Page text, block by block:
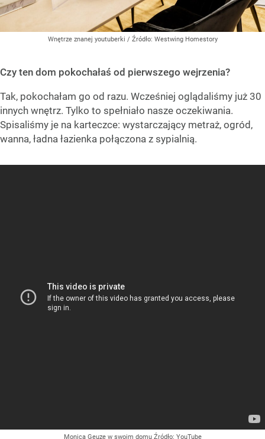
Wnętrze znanej youtuberki / Źródło: Westwing Homestory
Czy ten dom pokochałaś od pierwszego wejrzenia?
Tak, pokochałam go od razu. Wcześniej oglądaliśmy już 30
innych wnętrz. Tylko to spełniało nasze oczekiwania.
Spisaliśmy je na karteczce: wystarczający metraż, ogród,
wanna, ładna łazienka połączona z sypialnią.
Monica Geuze w swoim domu Źródło: YouTube